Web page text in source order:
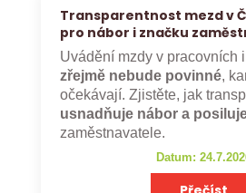
Transparentnost mezd v
pro nábor i značku
Uvádění mzdy v pracovních
zřejmě nebude povinné,
očekávají. Zjistěte, jak
usnadňuje nábor a
zaměstnavatele.
Datum: